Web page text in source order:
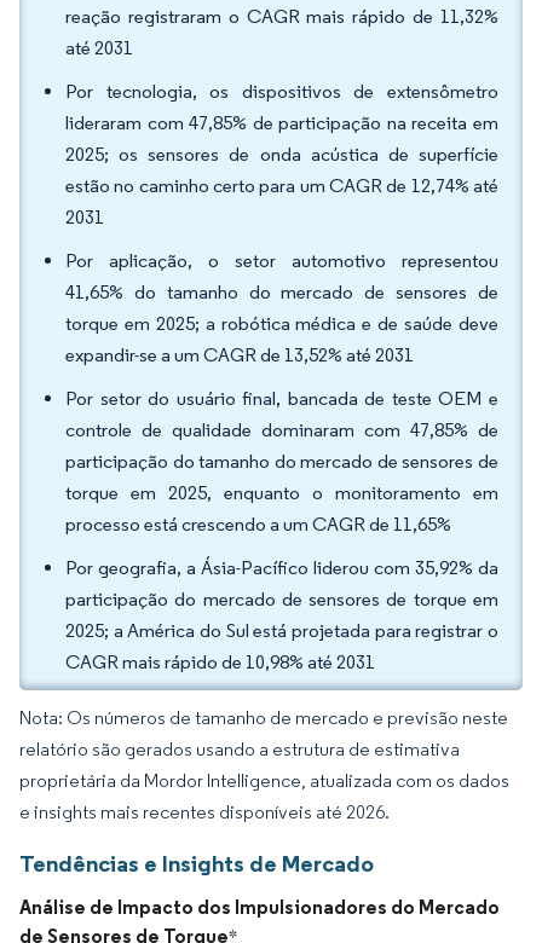
reação registraram o CAGR mais rápido de 11,32%
até 2031
Por tecnologia, os dispositivos de extensômetro
lideraram com 47,85% de participação na receita em
2025; os sensores de onda acústica de superfície
estão no caminho certo para um CAGR de 12,74% até
2031
Por aplicação, o setor automotivo representou
41,65% do tamanho do mercado de sensores de
torque em 2025; a robótica médica e de saúde deve
expandir-se a um CAGR de 13,52% até 2031
Por setor do usuário final, bancada de teste OEM e
controle de qualidade dominaram com 47,85% de
participação do tamanho do mercado de sensores de
torque em 2025, enquanto o monitoramento em
processo está crescendo a um CAGR de 11,65%
Por geografia, a Ásia-Pacífico liderou com 35,92% da
participação do mercado de sensores de torque em
2025; a América do Sul está projetada para registrar o
CAGR mais rápido de 10,98% até 2031
Nota: Os números de tamanho de mercado e previsão neste
relatório são gerados usando a estrutura de estimativa
proprietária da Mordor Intelligence, atualizada com os dados
e insights mais recentes disponíveis até 2026.
Tendências e Insights de Mercado
Análise de Impacto dos Impulsionadores do Mercado
de Sensores de Torque*